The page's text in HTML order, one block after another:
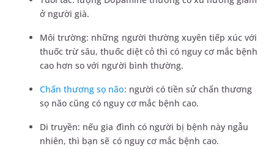
ở người già.
Môi trường: những người thường xuyên tiếp xúc với
thuốc trừ sâu, thuốc diệt cỏ thì có nguy cơ mắc bệnh
cao hơn so với người bình thường.
Chấn thương sọ não: người có tiền sử chấn thương
sọ não cũng có nguy cơ mắc bệnh cao.
Di truyền: nếu gia đình có người bị bệnh này ngẫu
nhiên, thì bạn sẽ có nguy cơ mắc bệnh cao.